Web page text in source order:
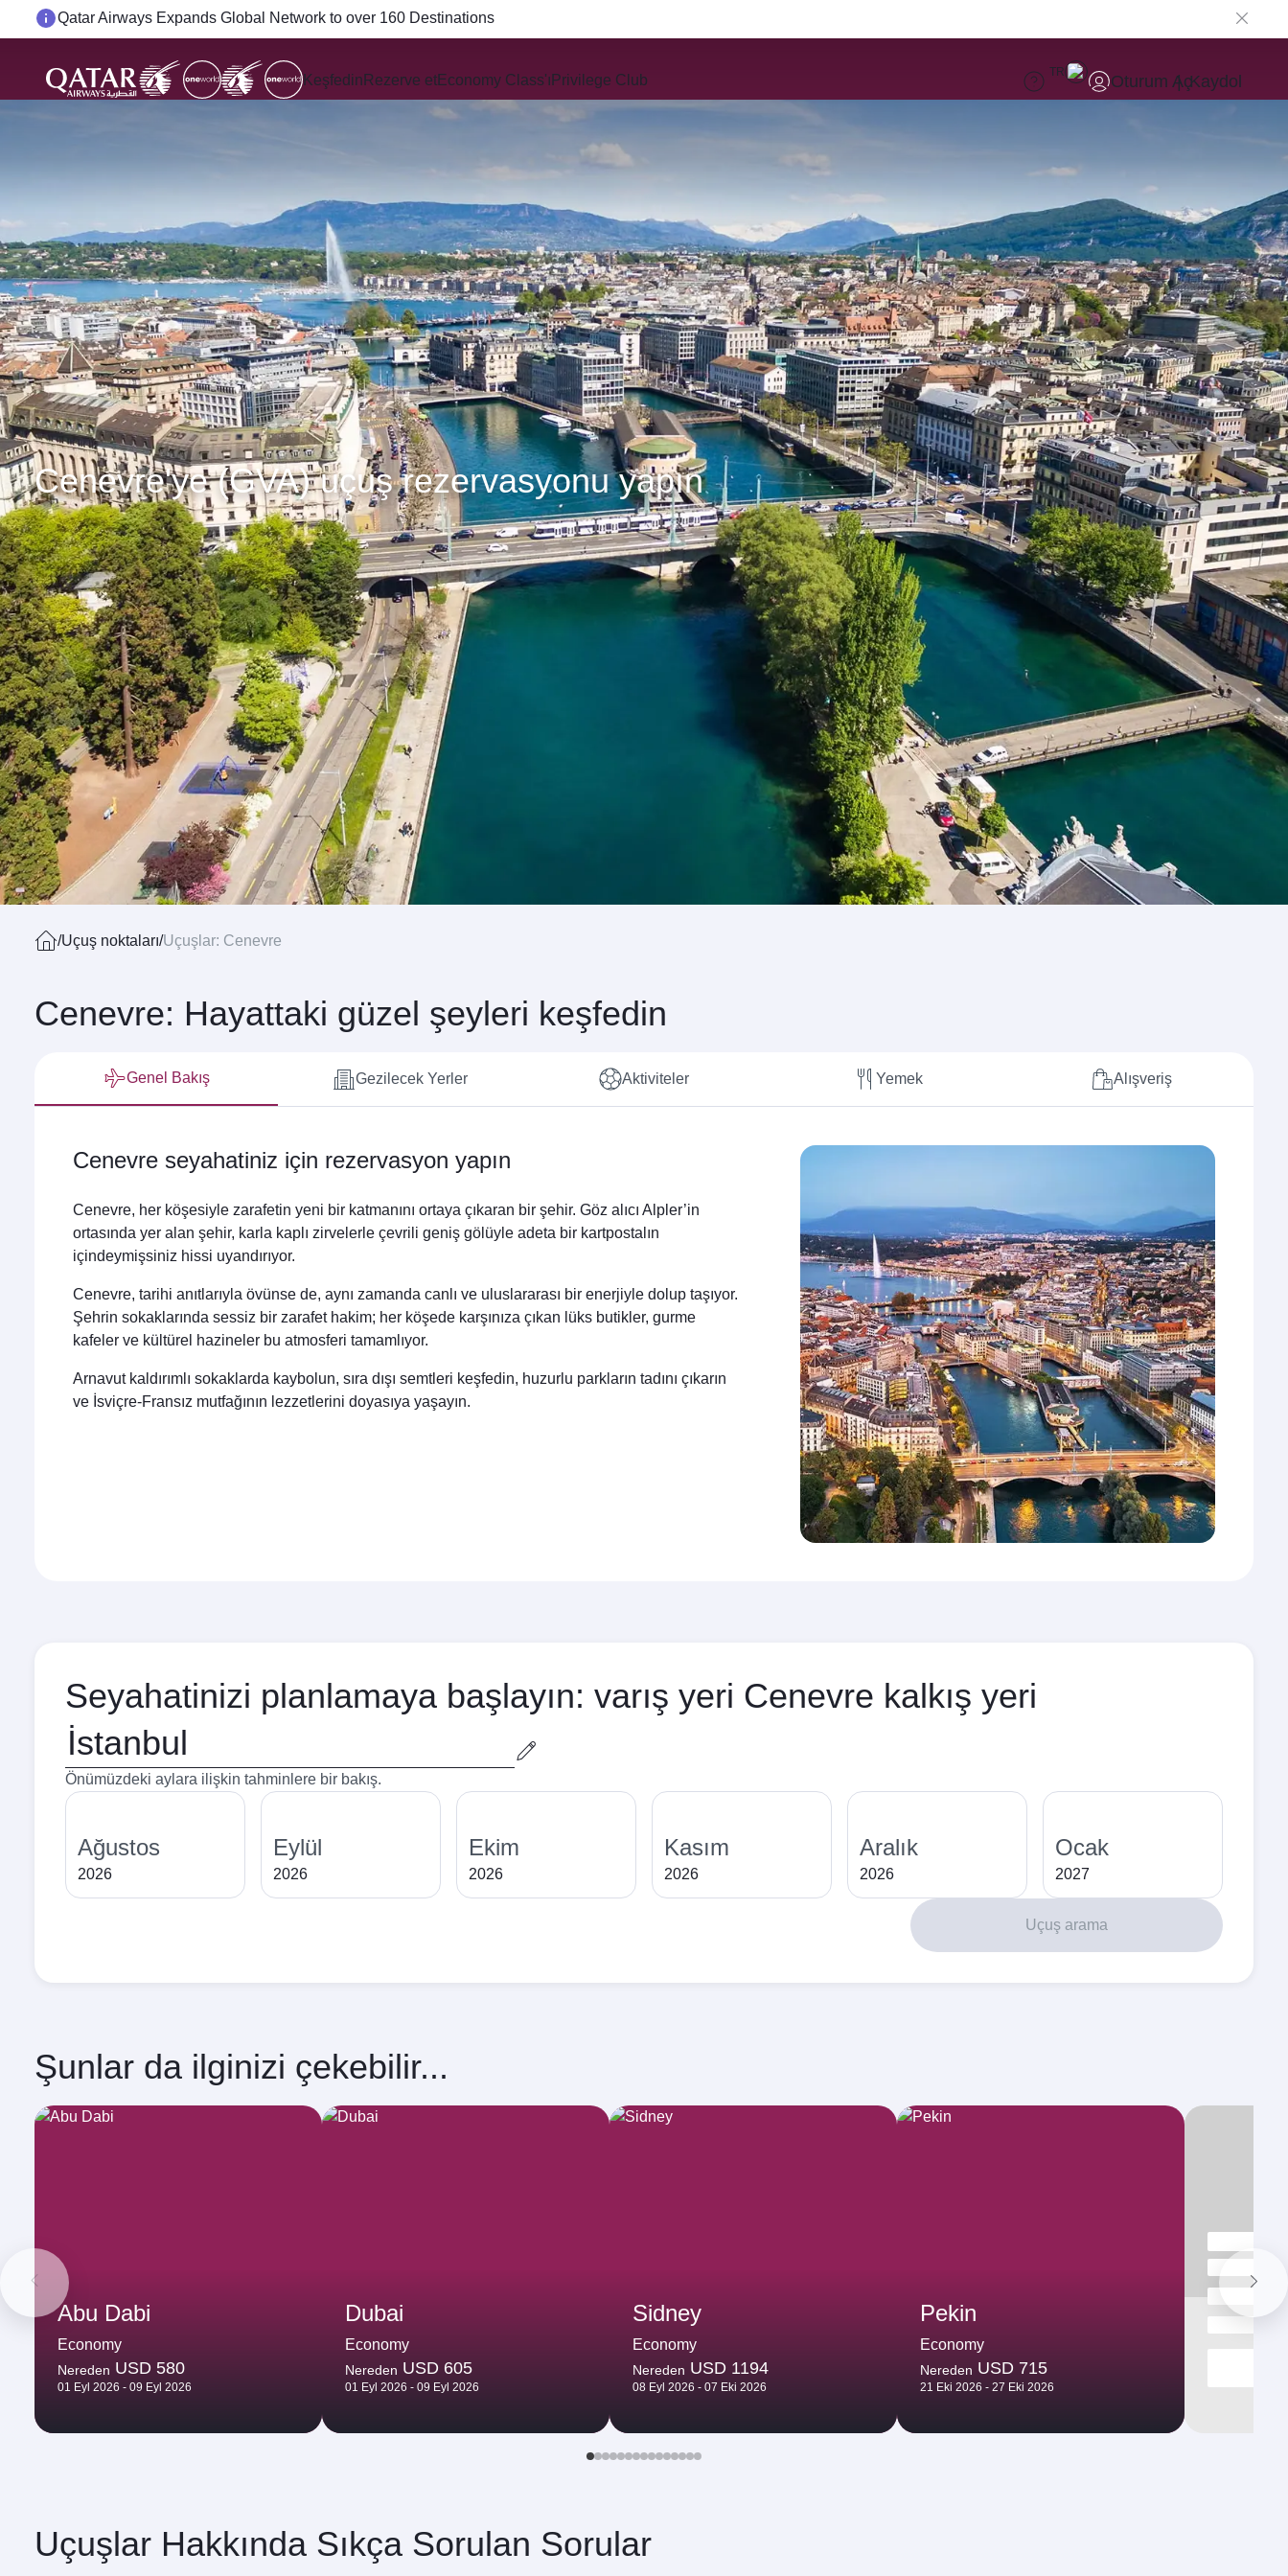
Passengers flying between Doha and Auckland on QR914 and QR915
Keşfedin Rezerve etEconomy Class'ı Privilege Club TR Oturum AçKaydol
Cenevre'ye (GVA) uçuş rezervasyonu yapın
/Uçuş noktaları/Uçuşlar: Cenevre
Cenevre: Hayattaki güzel şeyleri keşfedin
Genel Bakış Gezilecek Yerler Aktiviteler Yemek Alışveriş
Cenevre seyahatiniz için rezervasyon yapın
Cenevre, her köşesiyle zarafetin yeni bir katmanını ortaya çıkaran bir şehir. Göz alıcı Alpler’in
ortasında yer alan şehir, karla kaplı zirvelerle çevrili geniş gölüyle adeta bir kartpostalın
içindeymişsiniz hissi uyandırıyor.
Cenevre, tarihi anıtlarıyla övünse de, aynı zamanda canlı ve uluslararası bir enerjiyle dolup taşıyor.
Şehrin sokaklarında sessiz bir zarafet hakim; her köşede karşınıza çıkan lüks butikler, gurme
kafeler ve kültürel hazineler bu atmosferi tamamlıyor.
Arnavut kaldırımlı sokaklarda kaybolun, sıra dışı semtleri keşfedin, huzurlu parkların tadını çıkarın
ve İsviçre-Fransız mutfağının lezzetlerini doyasıya yaşayın.
Seyahatinizi planlamaya başlayın: varış yeri Cenevre kalkış yeri
Kalkış
şehri
Önümüzdeki aylara ilişkin tahminlere bir bakış.
Ağustos
2026
Eylül
2026
Ekim
2026
Kasım
2026
Aralık
2026
Ocak
2027
Uçuş arama
Şunlar da ilginizi çekebilir...
Abu Dabi
Economy
Nereden USD 580
01 Eyl 2026 - 09 Eyl 2026
Dubai
Economy
Nereden USD 605
01 Eyl 2026 - 09 Eyl 2026
Sidney
Economy
Nereden USD 1194
08 Eyl 2026 - 07 Eki 2026
Pekin
Economy
Nereden USD 715
21 Eki 2026 - 27 Eki 2026
Uçuşlar Hakkında Sıkça Sorulan Sorular